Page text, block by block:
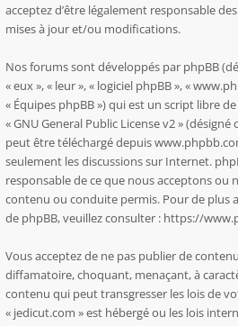
acceptez d’être légalement responsable
mises à jour et/ou modifications.
Nos forums sont développés par phpBB
« eux », « leur », « logiciel phpBB », «
« Équipes phpBB ») qui est un script libre
«GNU General Public License v2» (désigné
peut être téléchargé depuis
seulement les discussions sur Internet.
responsable de ce que nous acceptons ou
contenu ou conduite permis. Pour de plus
de phpBB, veuillez consulter : https://
Vous acceptez de ne pas publier de
diffamatoire, choquant, menaçant, à
contenu qui peut transgresser les lois de
« jedicut.com » est hébergé ou les lois